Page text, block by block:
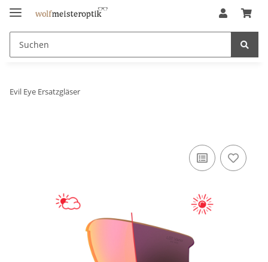
Evil Eye Ersatzgläser